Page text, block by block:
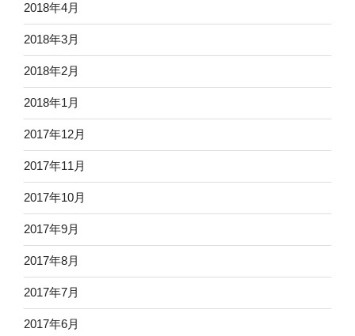
2018年4月
2018年3月
2018年2月
2018年1月
2017年12月
2017年11月
2017年10月
2017年9月
2017年8月
2017年7月
2017年6月